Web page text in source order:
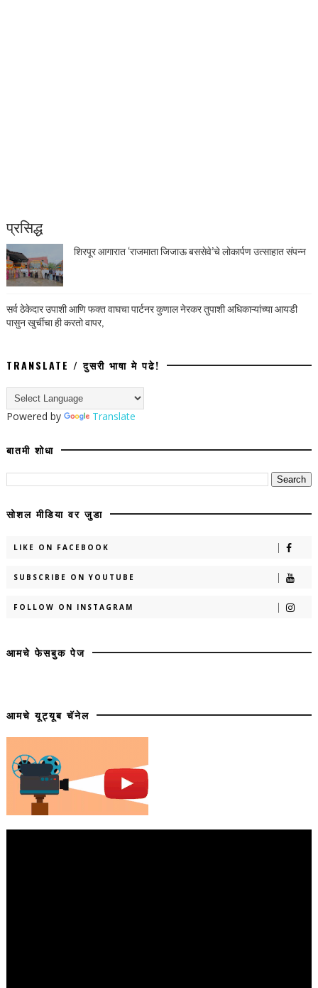
प्रसिद्ध
शिरपूर आगारात ‘राजमाता जिजाऊ बससेवे’चे लोकार्पण उत्साहात संपन्न
सर्व ठेकेदार उपाशी आणि फक्त वाघचा पार्टनर कुणाल नेरकर तुपाशी अधिकाऱ्यांच्या आयडी
पासुन खुर्चीचा ही करतो वापर,
TRANSLATE / दुसरी भाषा मे पढे!
Powered by Translate
बातमी शोधा
सोशल मीडिया वर जुडा
LIKE ON FACEBOOK
SUBSCRIBE ON YOUTUBE
FOLLOW ON INSTAGRAM
आमचे फेसबुक पेज
आमचे यूट्यूब चॅनेल